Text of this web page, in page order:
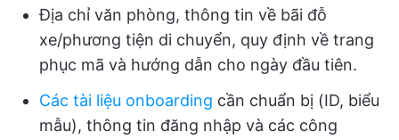
Địa chỉ văn phòng, thông tin về bãi đỗ
xe/phương tiện di chuyển, quy định về trang
phục mã và hướng dẫn cho ngày đầu tiên.
Các tài liệu onboarding cần chuẩn bị (ID, biểu
mẫu), thông tin đăng nhập và các công